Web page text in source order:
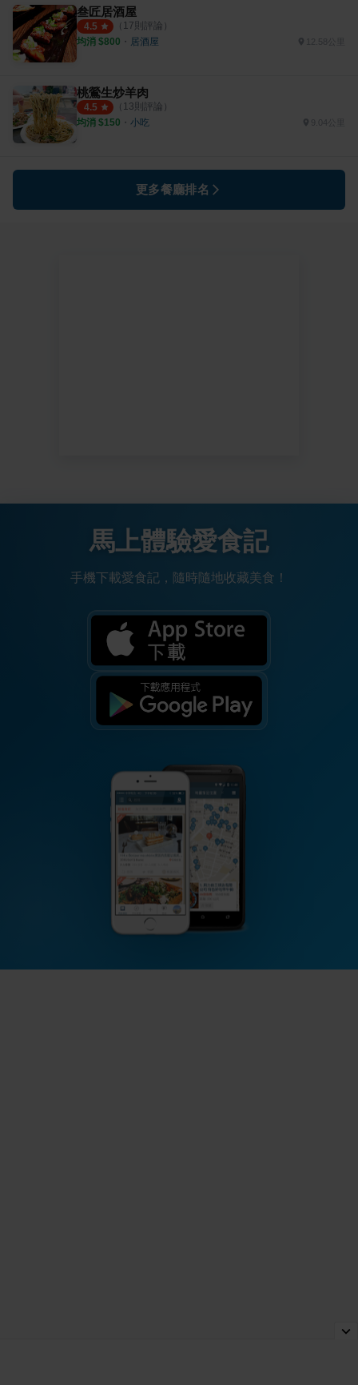
叁匠居酒屋
4.5 （ 17則評論）
均消 $800 ・ 居酒屋 12.58公里
桃鶯生炒羊肉
4.5 （ 13則評論）
均消 $150 ・ 小吃 9.04公里
更多餐廳排名
馬上體驗愛食記
手機下載愛食記，隨時隨地收藏美食！